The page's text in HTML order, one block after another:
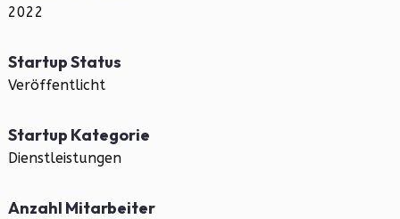
2022
Startup Status
Veröffentlicht
Startup Kategorie
Dienstleistungen
Anzahl Mitarbeiter